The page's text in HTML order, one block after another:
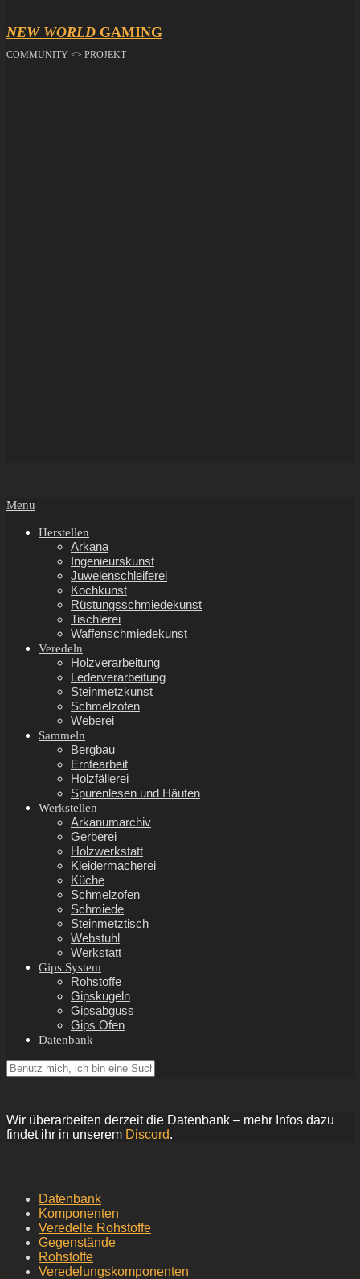
NEW WORLD GAMING
COMMUNITY <> PROJEKT
Secondary
Menu
Menu
Herstellen
Arkana
Ingenieurskunst
Juwelenschleiferei
Kochkunst
Rüstungsschmiedekunst
Tischlerei
Waffenschmiedekunst
Veredeln
Holzverarbeitung
Lederverarbeitung
Steinmetzkunst
Schmelzofen
Weberei
Sammeln
Bergbau
Erntearbeit
Holzfällerei
Spurenlesen und Häuten
Werkstellen
Arkanumarchiv
Gerberei
Holzwerkstatt
Kleidermacherei
Küche
Schmelzofen
Schmiede
Steinmetztisch
Webstuhl
Werkstatt
Gips System
Rohstoffe
Gipskugeln
Gipsabguss
Gips Ofen
Datenbank
Wir überarbeiten derzeit die Datenbank – mehr Infos dazu
findet ihr in unserem Discord.
Datenbank
Komponenten
Veredelte Rohstoffe
Gegenstände
Rohstoffe
Veredelungskomponenten